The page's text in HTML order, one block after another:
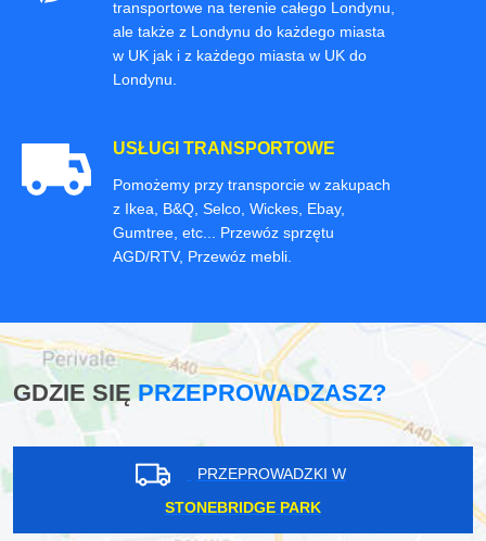
transportowe na terenie całego Londynu,
ale także z Londynu do każdego miasta
w UK jak i z każdego miasta w UK do
Londynu.
USŁUGI TRANSPORTOWE
Pomożemy przy transporcie w zakupach
z Ikea, B&Q, Selco, Wickes, Ebay,
Gumtree, etc... Przewóz sprzętu
AGD/RTV, Przewóz mebli.
GDZIE SIĘPRZEPROWADZASZ?
PRZEPROWADZKI W
STONEBRIDGE PARK